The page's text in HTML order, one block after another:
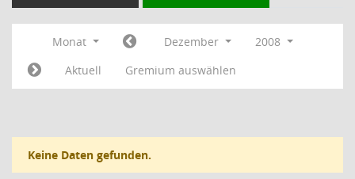
Monat Dezember
2008
Aktuell
Gremium auswählen
Keine Daten gefunden.